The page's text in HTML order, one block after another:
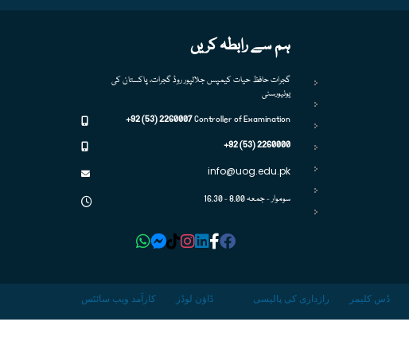
ہم سے رابطہ کریں
گجرات حافظ حیات کیمپس جلالپور روڈ گجرات، پاکستان کی
یونیورسٹی
Controller of Examination
+92 (53) 2260007
+92 (53) 2260000
info@uog.edu.pk
سوموار - جمعہ 8.00 - 16.30
کارآمد ویب سائٹس ڈاؤن لوڈز رازداری کی پالیسی ڈس کلیمر